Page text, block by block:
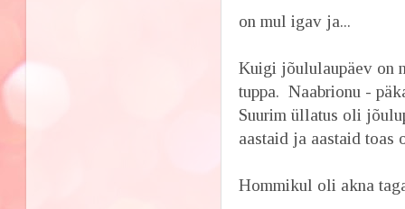
on mul igav ja...
Kuigi jõululaupäev on
tuppa. Naabrionu -
Suurim üllatus oli
aastaid ja aastaid toas
Hommikul oli akna